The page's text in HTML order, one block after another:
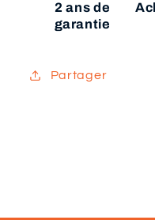
2 ans de
garantie
Partager